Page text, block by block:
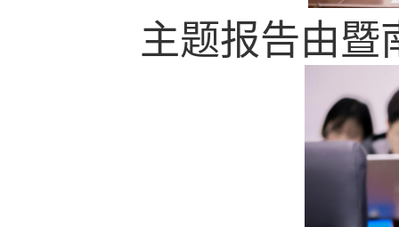
主题报告由暨